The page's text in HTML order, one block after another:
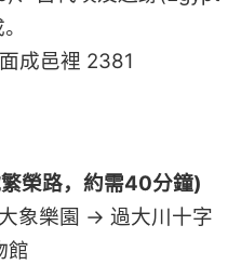
成邑裡 2381
榮路，約需40分鐘)
象樂園 → 過大川十字
館